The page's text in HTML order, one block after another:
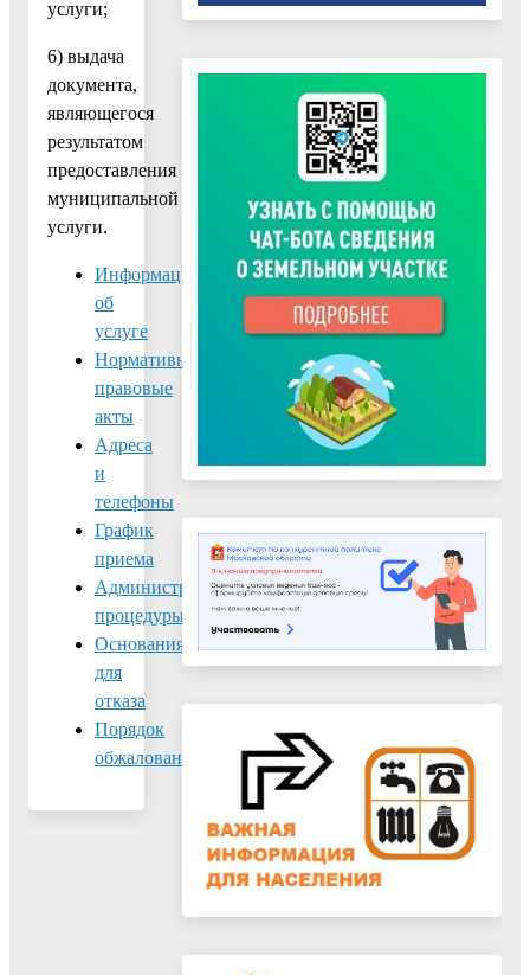
услуги;
6) выдача
документа,
являющегося
результатом
предоставления
муниципальной
услуги.
Информация
об
услуге
Нормативно-
правовые
акты
Адреса
и
телефоны
График
приема
Административные
процедуры
Основания
для
отказа
Порядок
обжалования